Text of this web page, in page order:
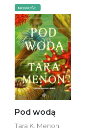
NOWOŚCI
Pod wodą
Tara K. Menon